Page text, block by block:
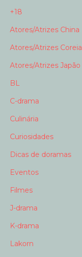
+18
Atores/Atrizes China
Atores/Atrizes Coreia
Atores/Atrizes Japão
BL
C-drama
Culinária
Curiosidades
Dicas de doramas
Eventos
Filmes
J-drama
K-drama
Lakorn